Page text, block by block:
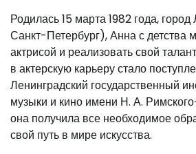
Родилась 15 марта 1982 года,
Санкт-Петербург), Анна с детства
актрисой и реализовать свой
в актерскую карьеру стало
Ленинградский государственный
музыки и кино имени Н. А.
она получила все необходимое
свой путь в мире искусства.